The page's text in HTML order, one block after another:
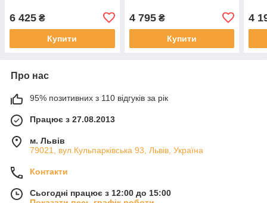
6 425 ₴
Купити
4 795₴
Купити
4
Про нас
95% позитивних з 110 відгуків за рік
Працює з 27.08.2013
м. Львів
79021, вул.Кульпарківська 93, Львів, Україна
Контакти
Сьогодні працює з 12:00 до 15:00